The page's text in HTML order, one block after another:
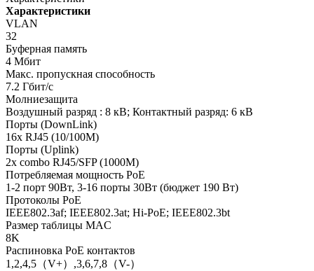
Характеристики
VLAN
32
Буферная память
4 Мбит
Макс. пропускная способность
7.2 Гбит/с
Молниезащита
Воздушный разряд : 8 кВ; Контактный разряд: 6 кВ
Порты (DownLink)
16x RJ45 (10/100M)
Порты (Uplink)
2x combo RJ45/SFP (1000M)
Потребляемая мощность PoE
1-2 порт 90Вт, 3-16 порты 30Вт (бюджет 190 Вт)
Протоколы PoE
IEEE802.3af; IEEE802.3at; Hi-PoE; IEEE802.3bt
Размер таблицы MAC
8K
Распиновка PoE контактов
1,2,4,5（V+）,3,6,7,8（V-）